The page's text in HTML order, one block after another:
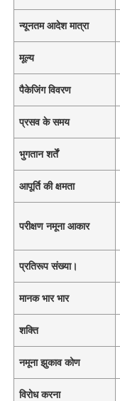
न्यूनतम आदेश मात्रा
मूल्य
पैकेजिंग विवरण
प्रसव के समय
भुगतान शर्तें
आपूर्ति की क्षमता
परीक्षण नमूना आकार
प्रतिरूप संख्या।
मानक भार भार
शक्ति
नमूना झुकाव कोण
विरोध करना